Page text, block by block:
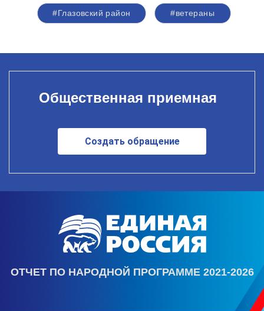
#Глазовский район #ветераны
Общественная приемная
Создать обращение
ОТЧЕТ ПО НАРОДНОЙ ПРОГРАММЕ 2021-2026